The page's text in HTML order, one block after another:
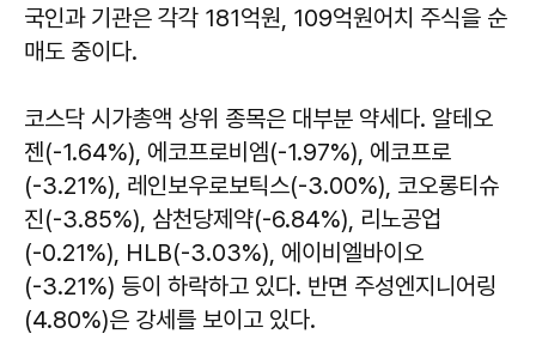
국인과 기관은 각각 181억원, 109억원어치 주식을 순
매도 중이다.
코스닥 시가총액 상위 종목은 대부분 약세다. 알테오
젠(-1.64%), 에코프로비엠(-1.97%), 에코프로
(-3.21%), 레인보우로보틱스(-3.00%), 코오롱티슈
진(-3.85%), 삼천당제약(-6.84%), 리노공업
(-0.21%), HLB(-3.03%), 에이비엘바이오
(-3.21%) 등이 하락하고 있다. 반면 주성엔지니어링
(4.80%)은 강세를 보이고 있다.